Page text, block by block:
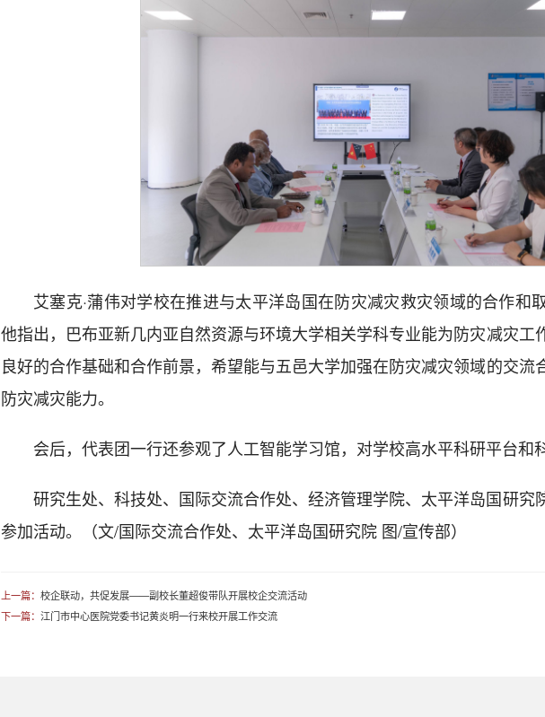
艾塞克·蒲伟对学校在推进与太平洋岛国在防灾减灾救灾领域的合作和
他指出，巴布亚新几内亚自然资源与环境大学相关学科专业能为防灾减灾工
良好的合作基础和合作前景，希望能与五邑大学加强在防灾减灾领域的交流
防灾减灾能力。
会后，代表团一行还参观了人工智能学习馆，对学校高水平科研平台和
研究生处、科技处、国际交流合作处、经济管理学院、太平洋岛国研究
参加活动。（文/国际交流合作处、太平洋岛国研究院 图/宣传部）
上一篇：校企联动，共促发展——副校长董超俊带队开展校企交流活动
下一篇：江门市中心医院党委书记黄炎明一行来校开展工作交流